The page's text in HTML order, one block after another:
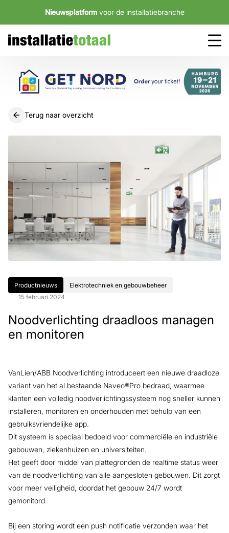
Nieuwsplatform voor de installatiebranche
Terug naar overzicht
Productnieuws
Elektrotechniek en gebouwbeheer
15 februari 2024
Noodverlichting draadloos managen
en monitoren
VanLien/ABB Noodverlichting introduceert een nieuwe draadloze
variant van het al bestaande Naveo®Pro bedraad, waarmee
klanten een volledig noodverlichtingssysteem nog sneller kunnen
installeren, monitoren en onderhouden met behulp van een
gebruiksvriendelijke app.
Dit systeem is speciaal bedoeld voor commerciële en industriële
gebouwen, ziekenhuizen en universiteiten.
Het geeft door middel van plattegronden de realtime status weer
van de noodverlichting van alle aangesloten gebouwen. Dit zorgt
voor meer veiligheid, doordat het gebouw 24/7 wordt
gemonitord.
Bij een storing wordt een push notificatie verzonden waar het